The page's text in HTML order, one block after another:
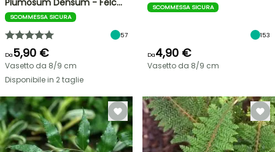
Plumosum Densum - Felc…
SCOMMESSA SICURA
57
Da5,90 €
Vasetto da 8/9 cm
Disponibile in 2 taglie
SCOMMESSA SICURA
153
Da4,90 €
Vasetto da 8/9 cm